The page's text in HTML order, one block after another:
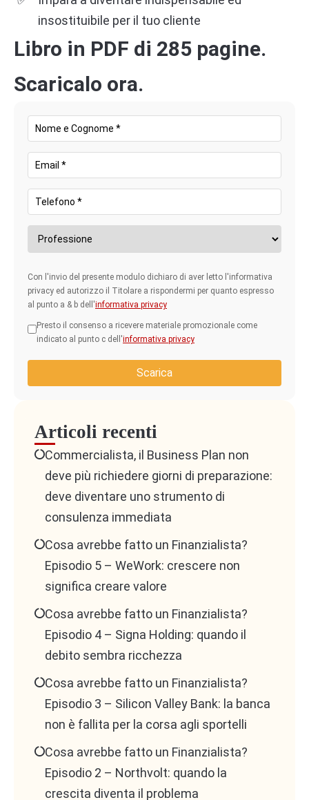
insostituibile per il tuo cliente
Libro in PDF di 285 pagine.
Scaricalo ora.
Con l'invio del presente modulo dichiaro di aver letto l'informativa
privacy ed autorizzo il Titolare a rispondermi per quanto espresso
al punto a & b dell'informativa privacy
Presto il consenso a ricevere materiale promozionale come
indicato al punto c dell'informativa privacy
Scarica
Articoli recenti
Commercialista, il Business Plan non
deve più richiedere giorni di preparazione:
deve diventare uno strumento di
consulenza immediata
Cosa avrebbe fatto un Finanzialista?
Episodio 5 – WeWork: crescere non
significa creare valore
Cosa avrebbe fatto un Finanzialista?
Episodio 4 – Signa Holding: quando il
debito sembra ricchezza
Cosa avrebbe fatto un Finanzialista?
Episodio 3 – Silicon Valley Bank: la banca
non è fallita per la corsa agli sportelli
Cosa avrebbe fatto un Finanzialista?
Episodio 2 – Northvolt: quando la
crescita diventa il problema